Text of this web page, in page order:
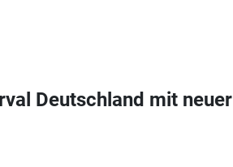
Deutschland mit neuer